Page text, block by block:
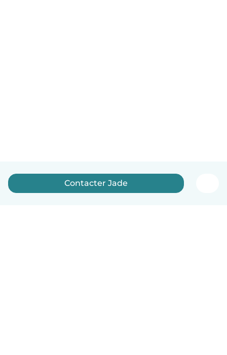
Contacter Jade